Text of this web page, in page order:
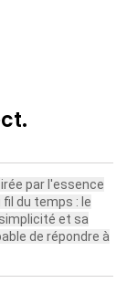
par l'essence
du temps : le
et sa
de répondre à